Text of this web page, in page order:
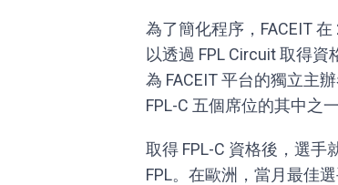
為了簡化程序，FACEIT
以透過 FPL Circuit 取得
為 FACEIT 平台的獨立主
FPL-C 五個席位的其中之一
取得 FPL-C 資格後，選手
FPL。在歐洲，當月最佳